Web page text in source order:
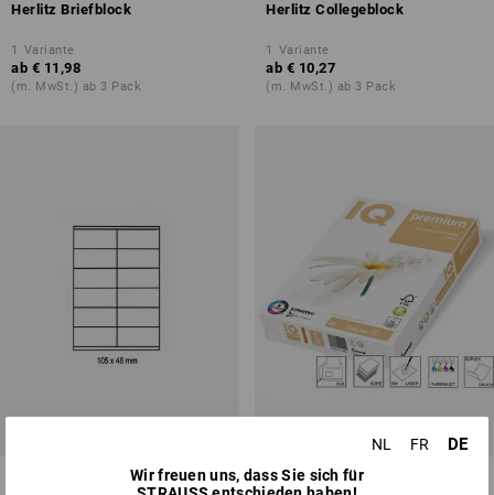
Herlitz Briefblock
1 Variante
ab € 11,98
(m. MwSt.) ab 3 Pack
Herlitz Collegeblock
1 Variante
ab € 10,27
(m. MwSt.) ab 3 Pack
Spezial-Papier Triotec
NL FR DE
Wir freuen uns, dass Sie sich für